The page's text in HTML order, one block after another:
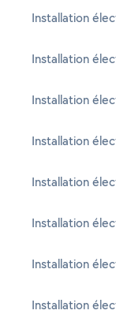
Installation
Installation
Installation
Installation
Installation
Installation
Installation
Installation